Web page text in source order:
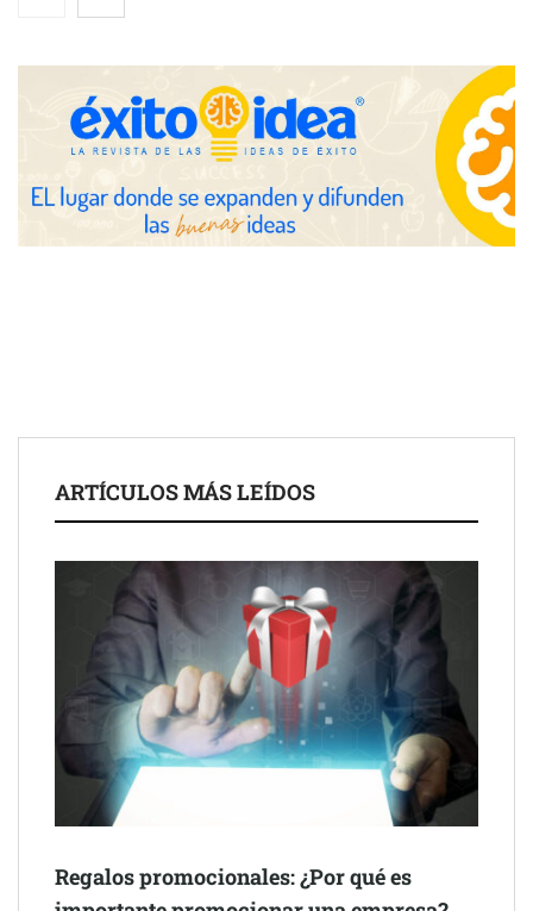
eclipse solar del 12 de agosto
Zoomex mejora su Strategy Center con herramientas
avanzadas para trading estratégico
COMPALISS de LYSOTRIC: cuando un solo producto multiplica
las posibilidades del salón profesional
Schaeffler mejora su rentabilidad en el primer semestre de 2026
NOVA: innovación y diseño que transforman espacios de la
mano de Tormo Franquicias
ARTÍCULOS MÁS LEÍDOS
Regalos promocionales: ¿Por qué es